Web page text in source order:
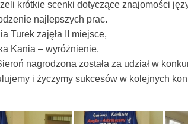
krótkie scenki dotyczące znajomości
najlepszych prac.
Turek zajęła II miejsce,
Kania – wyróżnienie,
nagrodzona została za udział w
i życzymy sukcesów w kolejnych